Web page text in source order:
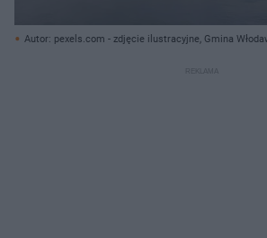
Autor: pexels.com - zdjęcie ilustracyjne, Gmina